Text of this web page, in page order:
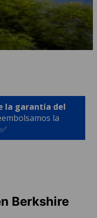
la garantía del
la
Berkshire